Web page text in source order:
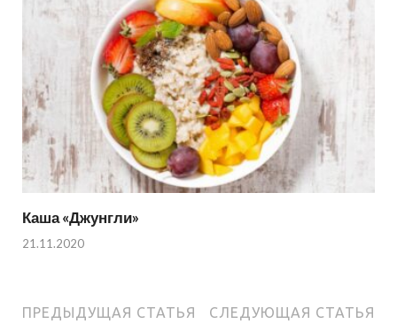
Каша «Джунгли»
21.11.2020
ПРЕДЫДУЩАЯ СТАТЬЯ СЛЕДУЮЩАЯ СТАТЬЯ